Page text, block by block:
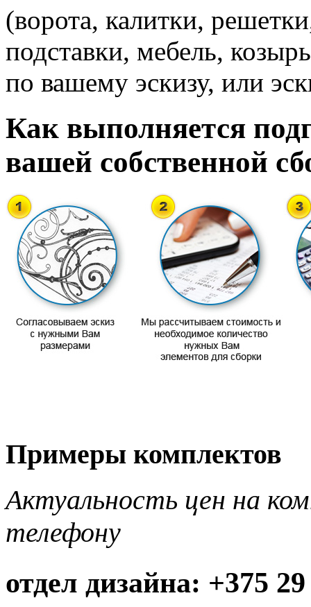
(ворота, калитки,
подставки, мебель,
по вашему эскизу, или
Как выполняется
вашей собственной
Примеры комплектов
Актуальность цен на
телефону
отдел дизайна: +375